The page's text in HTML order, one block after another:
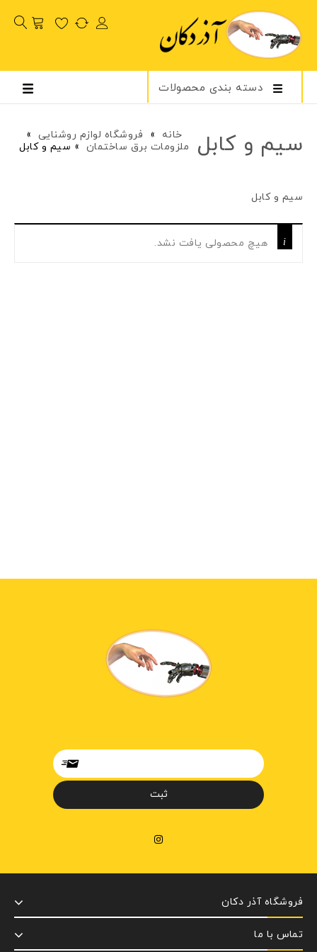
دسته بندی محصولات
سیم و کابل خانه » فروشگاه لوازم روشنایی »
ملزومات برق ساختمان » سیم و کابل
سیم و کابل
هیچ محصولی یافت نشد.
فروشگاه آذر دکان
تماس با ما